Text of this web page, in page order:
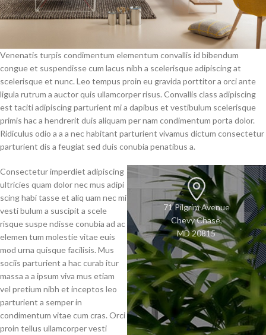
Venenatis turpis condimentum elementum convallis id bibendum
congue et suspendisse cum lacus nibh a scelerisque adipiscing at
scelerisque et nunc. Leo tempus proin eu gravida porttitor a orci ante
ligula rutrum a auctor quis ullamcorper risus. Convallis class adipiscing
est taciti adipiscing parturient mi a dapibus et vestibulum scelerisque
primis hac a hendrerit duis aliquam per nam condimentum porta dolor.
Ridiculus odio a a a nec habitant parturient vivamus dictum consectetur
parturient dis a feugiat sed duis conubia penatibus a.
Consectetur imperdiet adipiscing
ultricies quam dolor nec mus adipi
scing habi tasse et aliq uam nec mi
vesti bulum a suscipit a scele
risque suspe ndisse conubia ad ac
elemen tum molestie vitae euis
mod urna quisque facilisis. Mus
sociis parturient a hac curab itur
massa a a ipsum viva mus etiam
vel pretium nibh et inceptos leo
parturient a semper in
condimentum vitae cum cras. Orci
proin tellus ullamcorper vesti
71 Pilgrim Avenue
Chevy Chase,
MD 20815